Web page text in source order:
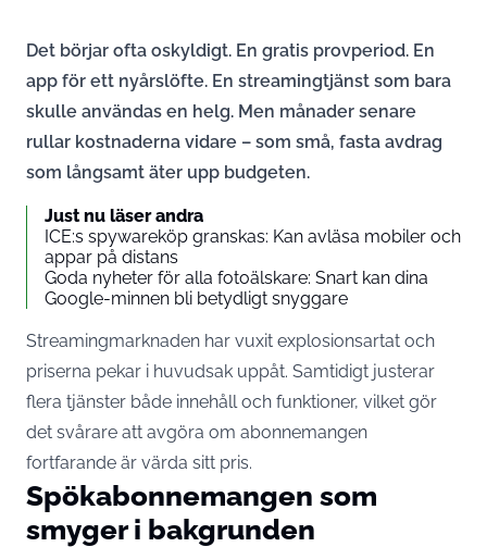
Det börjar ofta oskyldigt. En gratis provperiod. En
app för ett nyårslöfte. En streamingtjänst som bara
skulle användas en helg. Men månader senare
rullar kostnaderna vidare – som små, fasta avdrag
som långsamt äter upp budgeten.
Just nu läser andra
ICE:s spywareköp granskas: Kan avläsa mobiler och
appar på distans
Goda nyheter för alla fotoälskare: Snart kan dina
Google-minnen bli betydligt snyggare
Streamingmarknaden har vuxit explosionsartat och
priserna pekar i huvudsak uppåt. Samtidigt justerar
flera tjänster både innehåll och funktioner, vilket gör
det svårare att avgöra om abonnemangen
fortfarande är värda sitt pris.
Spökabonnemangen som
smyger i bakgrunden